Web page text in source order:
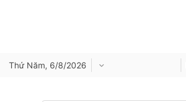
Thứ Năm, 6/8/2026